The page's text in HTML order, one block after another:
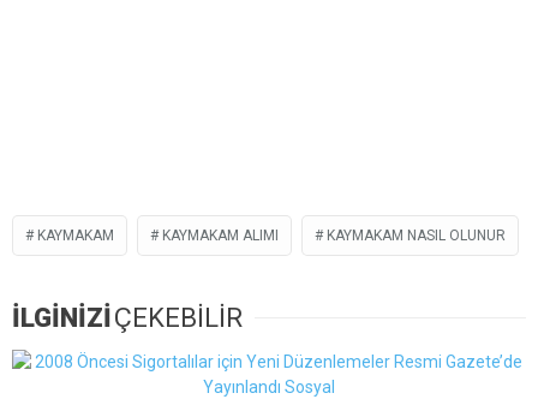
KAYMAKAM KAYMAKAM ALIMI KAYMAKAM NASIL OLUNUR
İLGİNİZİÇEKEBİLİR